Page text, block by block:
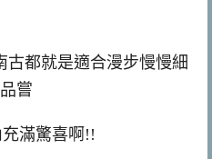
古都就是適合漫步慢慢細
嘗
滿驚喜啊!!